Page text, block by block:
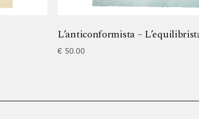
L’anticonformista –
€ 50.00